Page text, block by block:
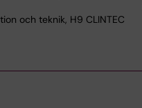
och teknik, H9 CLINTEC